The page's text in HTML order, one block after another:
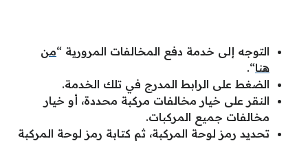
التوجه إلى خدمة دفع المخالفات المرورية “من
هنا“.
الضغط على الرابط المدرج في تلك الخدمة.
النقر على خيار مخالفات مركبة محددة، أو خيار
مخالفات جميع المركبات.
تحديد رمز لوحة المركبة، ثم كتابة رمز لوحة المركبة